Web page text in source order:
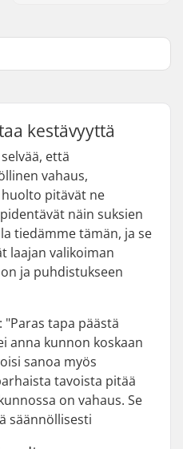
kestävyyttä
että
vahaus,
pitävät ne
näin suksien
tiedämme tämän, ja se
laajan valikoiman
ja puhdistukseen
"Paras tapa päästä
anna kunnon koskaan
sanoa myös
tavoista pitää
on vahaus. Se
säännöllisesti